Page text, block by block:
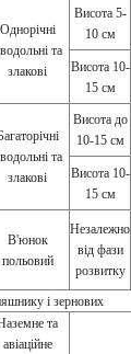
Однорічні
та
злакові
Висота 5-
10 см
Висота 10-
15 см
та
злакові
Висота до
10-15 см
Висота 10-
15 см
В'юнок
польовий
Незалежно
від фази
розвитку
і зернових
та
авіаційне